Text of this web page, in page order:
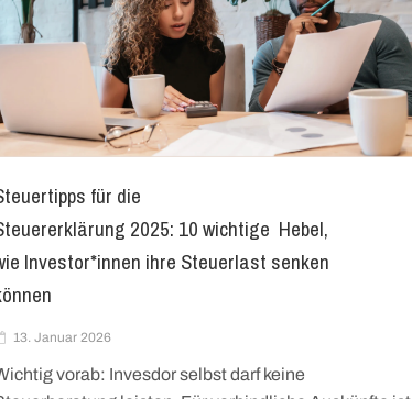
für die
2025: 10 wichtige Hebel,
Investor*innen ihre Steuerlast senken
13. Januar 2026
vorab: Invesdor selbst darf keine